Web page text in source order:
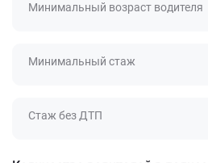
Минимальный возраст водителя
Минимальный стаж
Стаж без ДТП